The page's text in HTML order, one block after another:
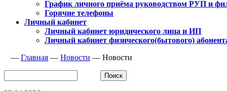
График личного приёма руководством РУП и
Горячие телефоны
Личный кабинет
Личный кабинет юридического лица и ИП
Личный кабинет физического(бытового)
— Главная — Новости — Новости